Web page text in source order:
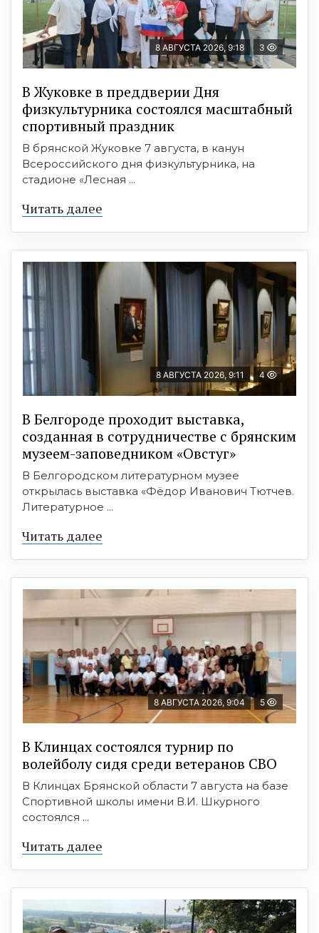
8 АВГУСТА 2026, 9:18 3
В Жуковке в преддверии Дня
физкультурника состоялся масштабный
спортивный праздник
В брянской Жуковке 7 августа, в канун
Всероссийского дня физкультурника, на
стадионе «Лесная ...
Читать далее
8 АВГУСТА 2026, 9:11 4
В Белгороде проходит выставка,
созданная в сотрудничестве с брянским
музеем-заповедником «Овстуг»
В Белгородском литературном музее
открылась выставка «Фёдор Иванович Тютчев.
Литературное ...
Читать далее
8 АВГУСТА 2026, 9:04 5
В Клинцах состоялся турнир по
волейболу сидя среди ветеранов СВО
В Клинцах Брянской области 7 августа на базе
Спортивной школы имени В.И. Шкурного
состоялся ...
Читать далее